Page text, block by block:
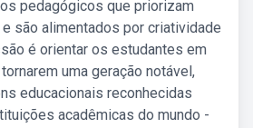
pedagógicos que priorizam
são alimentados por criatividade
é orientar os estudantes em
uma geração notável,
educacionais reconhecidas
acadêmicas do mundo -